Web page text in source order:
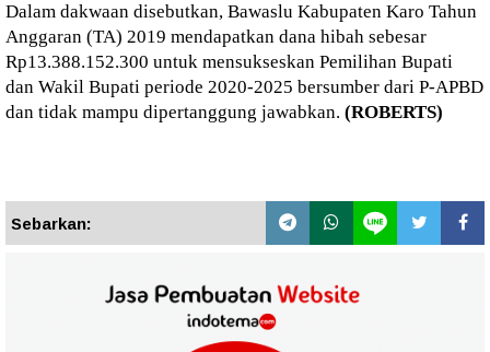
Dalam dakwaan disebutkan, Bawaslu Kabupaten Karo Tahun
Anggaran (TA) 2019 mendapatkan dana hibah sebesar
Rp13.388.152.300 untuk mensukseskan Pemilihan Bupati
dan Wakil Bupati periode 2020-2025 bersumber dari P-APBD
dan tidak mampu dipertanggung jawabkan. (ROBERTS)
Sebarkan: